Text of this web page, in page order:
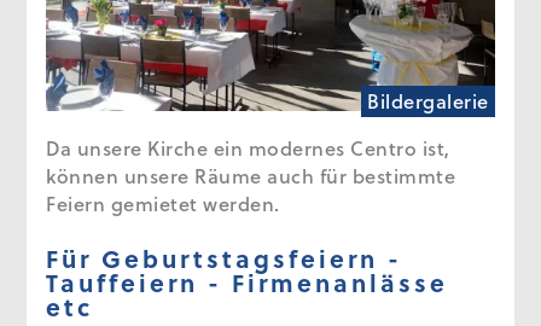
Bildergalerie
Da unsere Kirche ein modernes Centro ist,
können unsere Räume auch für bestimmte
Feiern gemietet werden.
Für Geburtstagsfeiern -
Tauffeiern - Firmenanlässe
etc